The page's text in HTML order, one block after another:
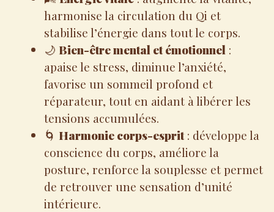
harmonise la circulation du Qi et
stabilise l’énergie dans tout le corps.
🌙 Bien-être mental et émotionnel :
apaise le stress, diminue l’anxiété,
favorise un sommeil profond et
réparateur, tout en aidant à libérer les
tensions accumulées.
🌀 Harmonie corps-esprit: développe la
conscience du corps, améliore la
posture, renforce la souplesse et permet
de retrouver une sensation d’unité
intérieure.